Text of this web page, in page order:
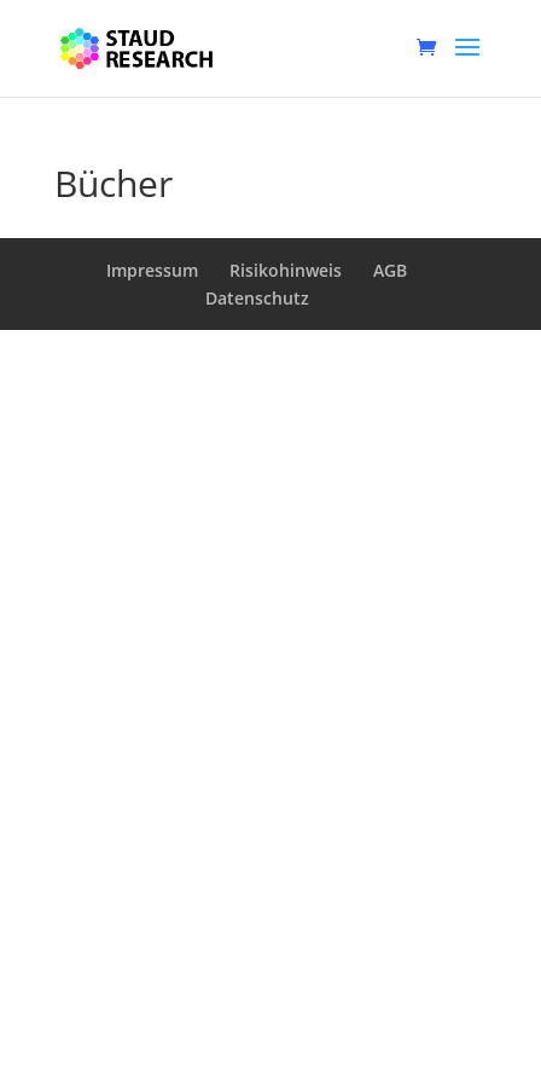
Bücher
Impressum Risikohinweis
AGB
Datenschutz